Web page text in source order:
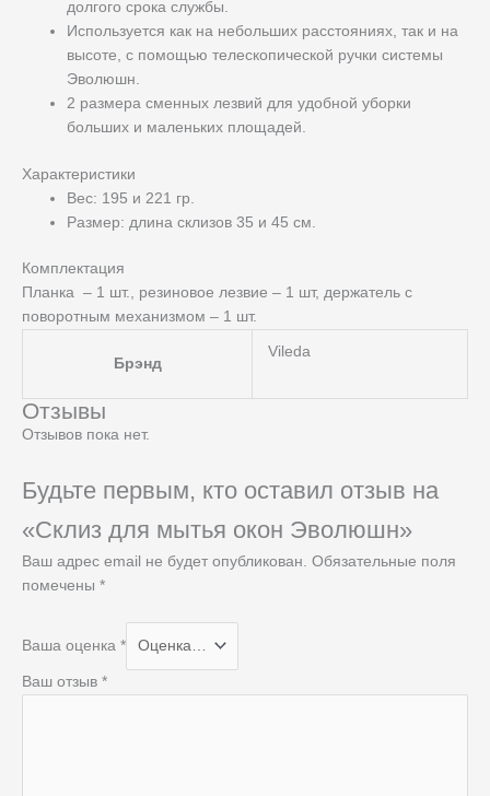
долгого срока службы.
Используется как на небольших расстояниях, так и на
высоте, с помощью телескопической ручки системы
Эволюшн.
2 размера сменных лезвий для удобной уборки
больших и маленьких площадей.
Характеристики
Вес: 195 и 221 гр.
Размер: длина склизов 35 и 45 см.
Комплектация
Планка – 1 шт., резиновое лезвие – 1 шт, держатель с
поворотным механизмом – 1 шт.
Брэнд
Vileda
Отзывы
Отзывов пока нет.
Будьте первым, кто оставил отзыв на
«Склиз для мытья окон Эволюшн»
Ваш адрес email не будет опубликован. Обязательные поля
помечены *
Ваша оценка *
Ваш отзыв *